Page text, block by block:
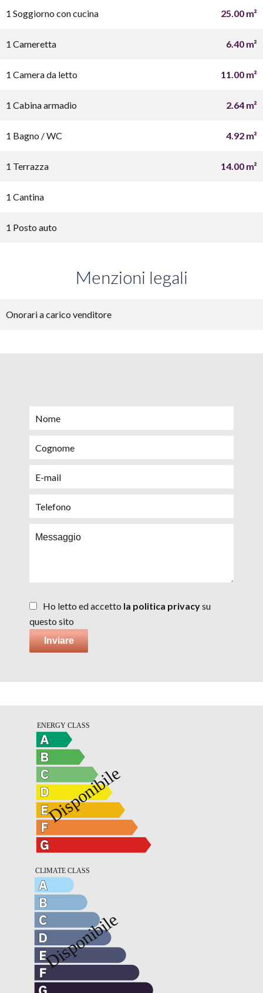
1 Soggiorno con cucina 25.00 m²
1 Cameretta 6.40 m²
1 Camera da letto 11.00 m²
1 Cabina armadio 2.64 m²
1 Bagno / WC 4.92 m²
1 Terrazza 14.00 m²
1 Cantina
1 Posto auto
Menzioni legali
Onorari a carico venditore
Ho letto ed accetto la politica privacysu
questo sito
Inviare